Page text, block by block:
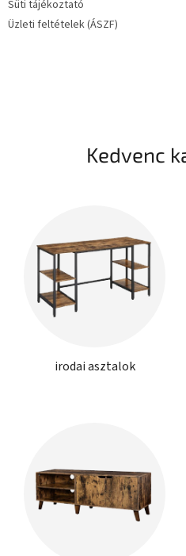
Süti tájékoztató
Üzleti feltételek (ÁSZF)
Kedvenc
irodai asztalok